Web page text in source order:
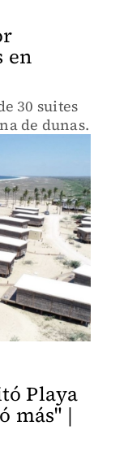
en
30 suites
de dunas.
Playa
más" |